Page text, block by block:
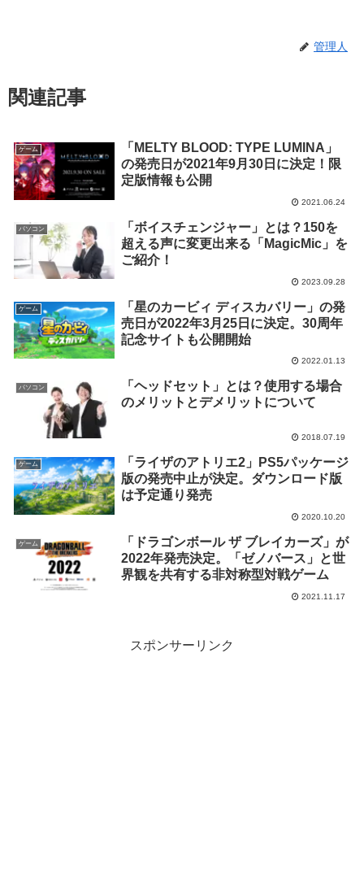
管理人
関連記事
ゲーム
「MELTY BLOOD: TYPE LUMINA」
の発売日が2021年9月30日に決定！限
定版情報も公開
2021.06.24
パソコン
「ボイスチェンジャー」とは？150を
超える声に変更出来る「MagicMic」を
ご紹介！
2023.09.28
ゲーム
「星のカービィ ディスカバリー」の発
売日が2022年3月25日に決定。30周年
記念サイトも公開開始
2022.01.13
パソコン
「ヘッドセット」とは？使用する場合
のメリットとデメリットについて
2018.07.19
ゲーム
「ライザのアトリエ2」PS5パッケージ
版の発売中止が決定。ダウンロード版
は予定通り発売
2020.10.20
ゲーム
「ドラゴンボール ザ ブレイカーズ」が
2022年発売決定。「ゼノバース」と世
界観を共有する非対称型対戦ゲーム
2021.11.17
スポンサーリンク